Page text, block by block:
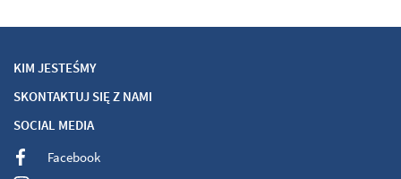
KIM JESTEŚMY
SKONTAKTUJ SIĘ Z NAMI
SOCIAL MEDIA
Facebook